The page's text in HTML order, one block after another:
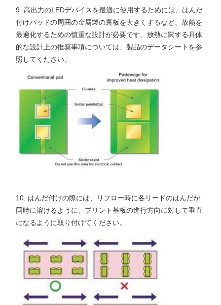
9. 高出力のLEDデバイスを最適に使用するためには、はんだ
付けパッドの周囲の金属製の裏板を大きくするなど、放熱を
最適化するための慎重な設計が必要です。放熱に関する具体
的な設計上の推奨事項については、製品のデータシートを参
照してください。
10. はんだ付けの際には、リフロー時に各リードのはんだが
同時に溶けるように、プリント基板の進行方向に対して垂直
になるように取り付けてください。